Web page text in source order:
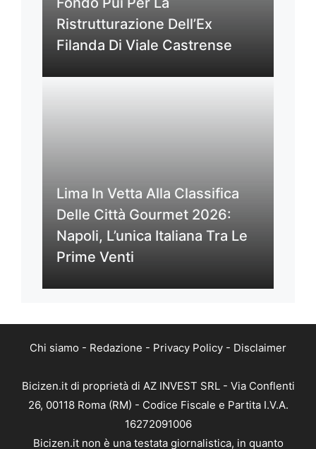
Ristrutturazione Dell’Ex
Filanda Di Viale Castrense
Lima In Vetta Alla Classifica
Delle Città Gourmet 2026:
Napoli, L’unica Italiana Tra Le
Prime Venti
Chi siamo - Redazione - Privacy Policy - Disclaimer
Bicizen.it di proprietà di AZ INVEST SRL - Via Conflenti
26, 00118 Roma (RM) - Codice Fiscale e Partita I.V.A.
16272091006
Bicizen.it non è una testata giornalistica, in quanto